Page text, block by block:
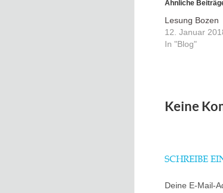
Ähnliche
Lesung Bozen
12. Januar
In "Blog"
Keine
SCHREIBE
Deine E-Mail-